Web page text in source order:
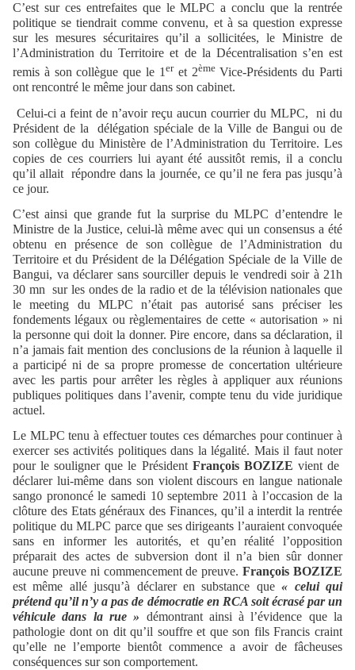
C’est sur ces entrefaites que le MLPC a conclu que la rentrée
politique se tiendrait comme convenu, et à sa question expresse
sur les mesures sécuritaires qu’il a sollicitées, le Ministre de
l’Administration du Territoire et de la Décentralisation s’en est
remis à son collègue que le 1eret 2èmeVice-Présidents du Parti
ont rencontré le même jour dans son cabinet.
Celui-ci a feint de n’avoir reçu aucun courrier du MLPC,
ni du
Président de la
délégation spéciale de la Ville de Bangui ou de
son collègue du Ministère de l’Administration du Territoire. Les
copies de ces courriers lui ayant été aussitôt remis, il a conclu
qu’il allait répondre dans la journée, ce qu’il ne fera pas jusqu’à
ce jour.
C’est ainsi que grande fut la surprise du MLPC d’entendre le
Ministre de la Justice, celui-là même avec qui un consensus a été
obtenu en présence de son collègue de l’Administration du
Territoire et du Président de la Délégation Spéciale de la Ville de
Bangui, va déclarer sans sourciller depuis le vendredi soir à 21h
30 mn sur les ondes de la radio et de la télévision nationales que
le meeting du MLPC n’était pas autorisé sans préciser les
fondements légaux ou règlementaires de cette « autorisation » ni
la personne qui doit la donner. Pire encore, dans sa déclaration, il
n’a jamais fait mention des conclusions de la réunion à laquelle il
a participé ni de sa propre promesse de concertation ultérieure
avec les partis pour arrêter les règles à appliquer aux réunions
publiques politiques dans l’avenir, compte tenu du vide juridique
actuel.
Le MLPC tenu à effectuer toutes ces démarches pour continuer à
exercer ses activités politiques dans la légalité. Mais il faut noter
pour le souligner que le Président François BOZIZE vient de
déclarer lui-même dans son violent discours en langue nationale
sango prononcé le samedi 10 septembre 2011 à l’occasion de la
clôture des Etats généraux des Finances, qu’il a interdit la rentrée
politique du MLPC parce que ses dirigeants l’auraient convoquée
sans en informer les autorités, et qu’en réalité l’opposition
préparait des actes de subversion dont il n’a bien sûr donner
aucune preuve ni commencement de preuve.François BOZIZE
est même allé jusqu’à déclarer en substance que« celui qui
prétend qu’il n’y a pas de démocratie en RCA soit écrasé par un
véhicule dans la rue » démontrant ainsi à l’évidence que la
pathologie dont on dit qu’il souffre et que son fils Francis craint
qu’elle ne l’emporte bientôt commence a avoir de fâcheuses
conséquences sur son comportement.